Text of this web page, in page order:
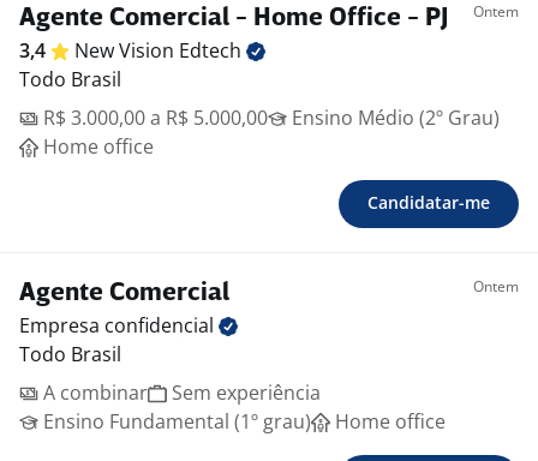
Agente Comercial - Home Office - PJ Ontem
3,4 New Vision Edtech
Todo Brasil
R$ 3.000,00 a R$ 5.000,00
Ensino Médio (2º Grau)
Home office
Candidatar-me
Agente Comercial Ontem
Empresa confidencial
Todo Brasil
A combinar
Sem experiência
Ensino Fundamental (1º grau)
Home office